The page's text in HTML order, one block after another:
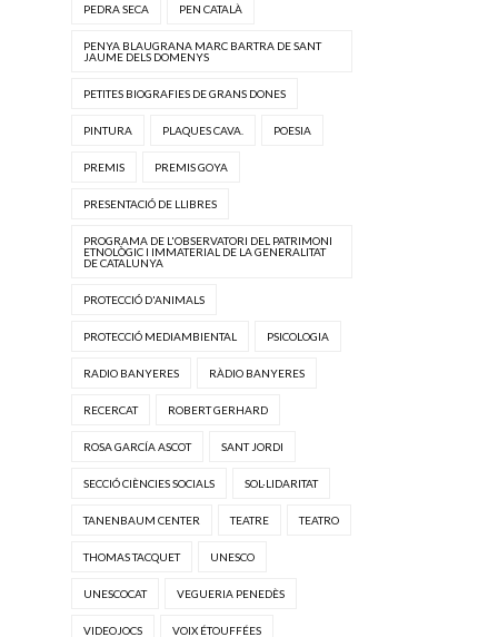
PEDRA SECA PEN CATALÀ
PENYA BLAUGRANA MARC BARTRA DE SANT
JAUME DELS DOMENYS
PETITES BIOGRAFIES DE GRANS DONES
PINTURA PLAQUES CAVA. POESIA
PREMIS PREMIS GOYA
PRESENTACIÓ DE LLIBRES
PROGRAMA DE L'OBSERVATORI DEL PATRIMONI
ETNOLÒGIC I IMMATERIAL DE LA GENERALITAT
DE CATALUNYA
PROTECCIÓ D'ANIMALS
PROTECCIÓ MEDIAMBIENTAL PSICOLOGIA
RADIO BANYERES RÀDIO BANYERES
RECERCAT ROBERT GERHARD
ROSA GARCÍA ASCOT SANT JORDI
SECCIÓ CIÈNCIES SOCIALS SOL·LIDARITAT
TANENBAUM CENTER TEATRE TEATRO
THOMAS TACQUET UNESCO
UNESCOCAT VEGUERIA PENEDÈS
VIDEOJOCS VOIX ÉTOUFFÉES